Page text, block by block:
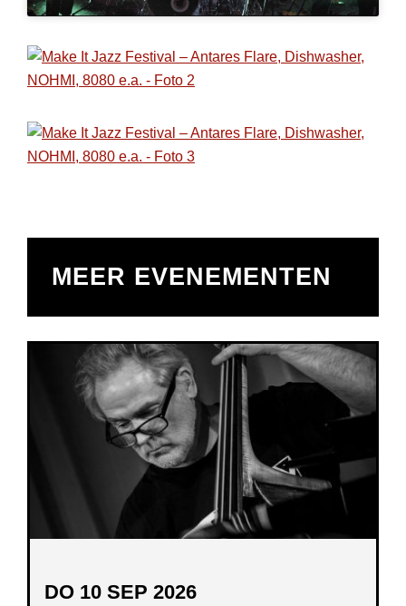
MEER EVENEMENTEN
DO 10 SEP 2026